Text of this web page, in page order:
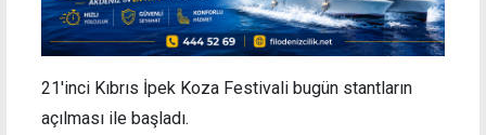
21'inci Kıbrıs İpek Koza Festivali bugün stantların
açılması ile başladı.